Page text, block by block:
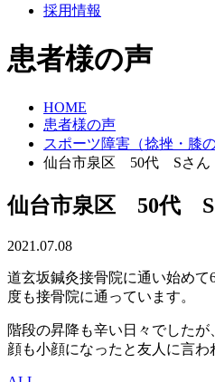
採用情報
患者様の声
HOME
患者様の声
スポーツ障害（捻挫・膝の
仙台市泉区 50代 Sさ
仙台市泉区 50代
2021.07.08
道玄坂鍼灸接骨院に通い始め
度も接骨院に通っています。
階段の昇降も辛い日々でした
顔も小顔になったと友人に言わ